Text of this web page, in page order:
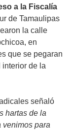
a la Fiscalía
de Tamaulipas
la calle
en
que se pegaran
de la
señaló
hartas de la
venimos para